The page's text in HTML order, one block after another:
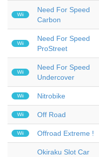
Wii
Need For Speed
Carbon
Wii
Need For Speed
ProStreet
Wii
Need For Speed
Undercover
Wii Nitrobike
Wii Off Road
Wii Offroad Extreme !
Okiraku Slot Car